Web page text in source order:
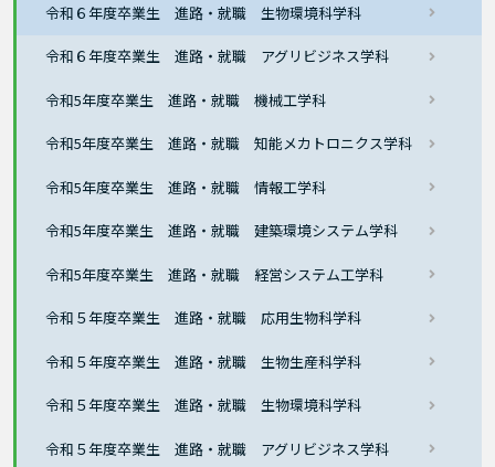
令和６年度卒業生 進路・就職 生物環境科学科
令和６年度卒業生 進路・就職 アグリビジネス学科
令和5年度卒業生 進路・就職 機械工学科
令和5年度卒業生 進路・就職 知能メカトロニクス学科
令和5年度卒業生 進路・就職 情報工学科
令和5年度卒業生 進路・就職 建築環境システム学科
令和5年度卒業生 進路・就職 経営システム工学科
令和５年度卒業生 進路・就職 応用生物科学科
令和５年度卒業生 進路・就職 生物生産科学科
令和５年度卒業生 進路・就職 生物環境科学科
令和５年度卒業生 進路・就職 アグリビジネス学科